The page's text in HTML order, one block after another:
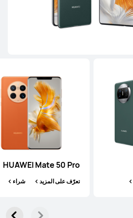
HUAWEI Mate 50 Pro
تعرّف على المزيد شراء